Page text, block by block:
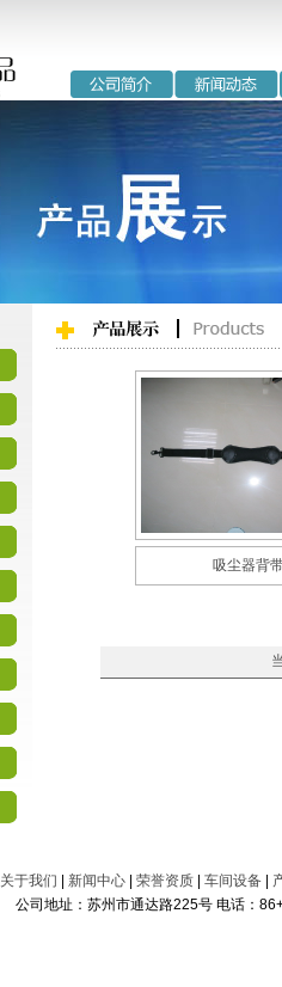
吸尘器背
关于我们 新闻中心| 荣誉资质| 车间设备|
公司地址：苏州市通达路225号 电话：